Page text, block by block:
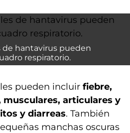
de hantavirus pueden
respiratorio.
pueden incluir fiebre,
musculares, articulares y
y diarreas. También
manchas oscuras